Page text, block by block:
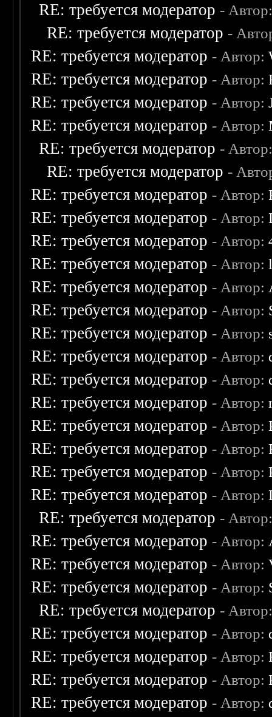
RE: требуется модератор -
RE: требуется модератор -
RE: требуется модератор - Автор:
RE: требуется модератор - Автор:
RE: требуется модератор - Автор:
RE: требуется модератор - Автор:
RE: требуется модератор -
RE: требуется модератор -
RE: требуется модератор - Автор:
RE: требуется модератор - Автор:
RE: требуется модератор - Автор:
RE: требуется модератор - Автор:
RE: требуется модератор - Автор:
RE: требуется модератор - Автор:
RE: требуется модератор - Автор:
RE: требуется модератор - Автор:
RE: требуется модератор - Автор:
RE: требуется модератор - Автор:
RE: требуется модератор - Автор:
RE: требуется модератор - Автор:
RE: требуется модератор - Автор:
RE: требуется модератор - Автор:
RE: требуется модератор -
RE: требуется модератор - Автор:
RE: требуется модератор - Автор:
RE: требуется модератор - Автор:
RE: требуется модератор -
RE: требуется модератор - Автор:
RE: требуется модератор - Автор:
RE: требуется модератор - Автор:
RE: требуется модератор - Автор: